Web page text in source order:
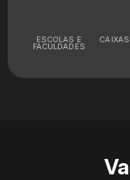
ESCOLAS E
FACULDADES